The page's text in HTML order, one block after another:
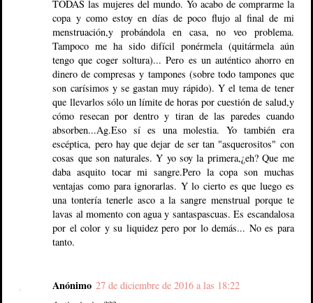
TODAS las mujeres del mundo. Yo acabo de comprarme la
copa y como estoy en días de poco flujo al final de mi
menstruación,y probándola en casa, no veo problema.
Tampoco me ha sido difícil ponérmela (quitármela aún
tengo que coger soltura)... Pero es un auténtico ahorro en
dinero de compresas y tampones (sobre todo tampones que
son carísimos y se gastan muy rápido). Y el tema de tener
que llevarlos sólo un límite de horas por cuestión de salud,y
cómo resecan por dentro y tiran de las paredes cuando
absorben...Ag.Eso sí es una molestia. Yo también era
escéptica, pero hay que dejar de ser tan "asquerositos" con
cosas que son naturales. Y yo soy la primera,¿eh? Que me
daba asquito tocar mi sangre.Pero la copa son muchas
ventajas como para ignorarlas. Y lo cierto es que luego es
una tontería tenerle asco a la sangre menstrual porque te
lavas al momento con agua y santaspascuas. Es escandalosa
por el color y su liquidez pero por lo demás... No es para
tanto.
Anónimo 27 de diciembre de 2016 a las 18:22